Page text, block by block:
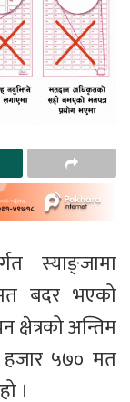
स्याङ्जामा
बदर भएको
अन्तिम
हजार ५७० मत
।